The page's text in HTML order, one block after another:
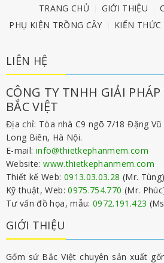
TRANG CHỦ GIỚI THIỆU
PHỤ KIỆN TRỒNG CÂY
KIẾN THỨC
LIÊN HỆ
CÔNG TY TNHH GIẢI
BẮC VIỆT
Địa chỉ: Tòa nhà C9 ngõ 7/18 Đặng
Long Biên, Hà Nội.
E-mail: info@thietkephanmem.com
Website:www.thietkephanmem.com
Thiết kế Web: 0913.03.03.28 (Mr. Tùng)
Kỹ thuật, Web:0975.754.770 (Mr.
Tư vấn đồ họa, mẫu:0972.191.423
GIỚI THIỆU
Gốm sứ Bắc Việt chuyên sản xuất